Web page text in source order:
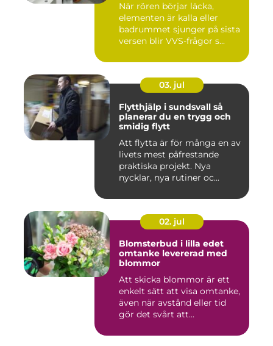
När rören börjar läcka,
elementen är kalla eller
badrummet sjunger på sista
versen blir VVS-frågor s...
03. jul
Flytthjälp i sundsvall så
planerar du en trygg och
smidig flytt
Att flytta är för många en av
livets mest påfrestande
praktiska projekt. Nya
nycklar, nya rutiner oc...
02. jul
Blomsterbud i lilla edet
omtanke levererad med
blommor
Att skicka blommor är ett
enkelt sätt att visa omtanke,
även när avstånd eller tid
gör det svårt att...